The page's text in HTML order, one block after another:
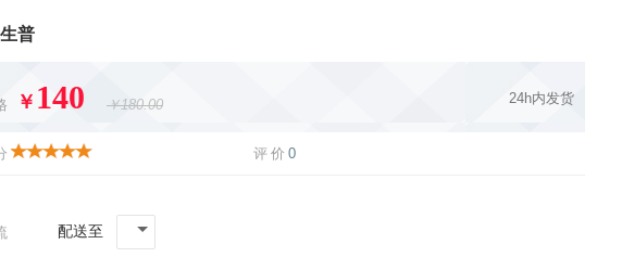
普
￥ 140 ￥180.00 24h内发货
评价0
配送至